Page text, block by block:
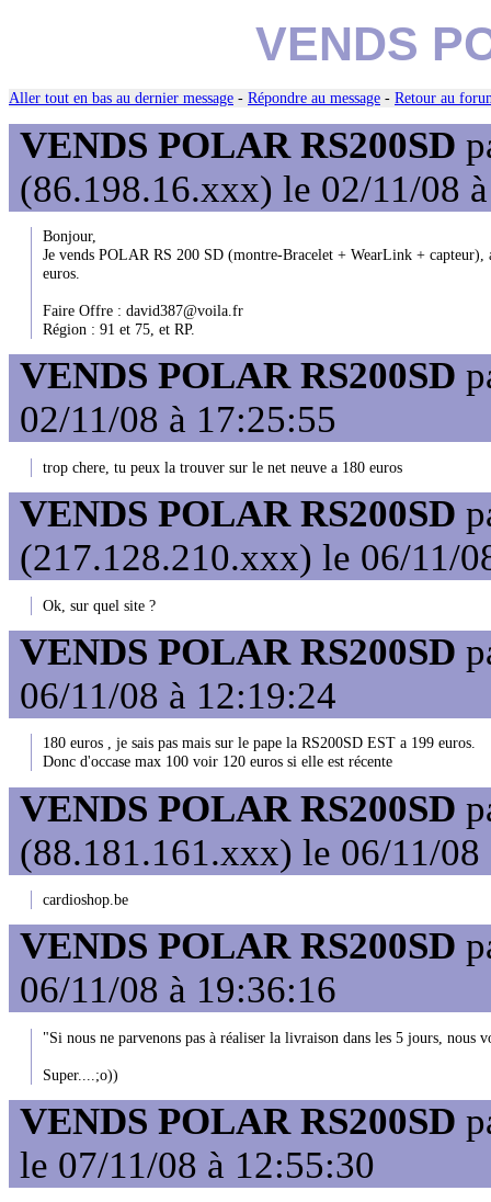
VENDS
Aller tout en bas au dernier message - Répondre au message - Retour au
VENDS POLAR RS200SD
(86.198.16.xxx) le 02/11/08
Bonjour,
Je vends POLAR RS 200 SD (montre-Bracelet + WearLink +
euros.
Faire Offre : david387@voila.fr
Région : 91 et 75, et RP.
VENDS POLAR RS200SD
02/11/08 à 17:25:55
trop chere, tu peux la trouver sur le net neuve a 180 euros
VENDS POLAR RS200SD
(217.128.210.xxx) le 06/11/
Ok, sur quel site ?
VENDS POLAR RS200SD
06/11/08 à 12:19:24
180 euros , je sais pas mais sur le pape la RS200SD EST a 199 euros.
Donc d'occase max 100 voir 120 euros si elle est récente
VENDS POLAR RS200SD
(88.181.161.xxx) le 06/11/08
cardioshop.be
VENDS POLAR RS200SD
06/11/08 à 19:36:16
"Si nous ne parvenons pas à réaliser la livraison dans les 5 jours, nous
Super....;o))
VENDS POLAR RS200SD
le 07/11/08 à 12:55:30